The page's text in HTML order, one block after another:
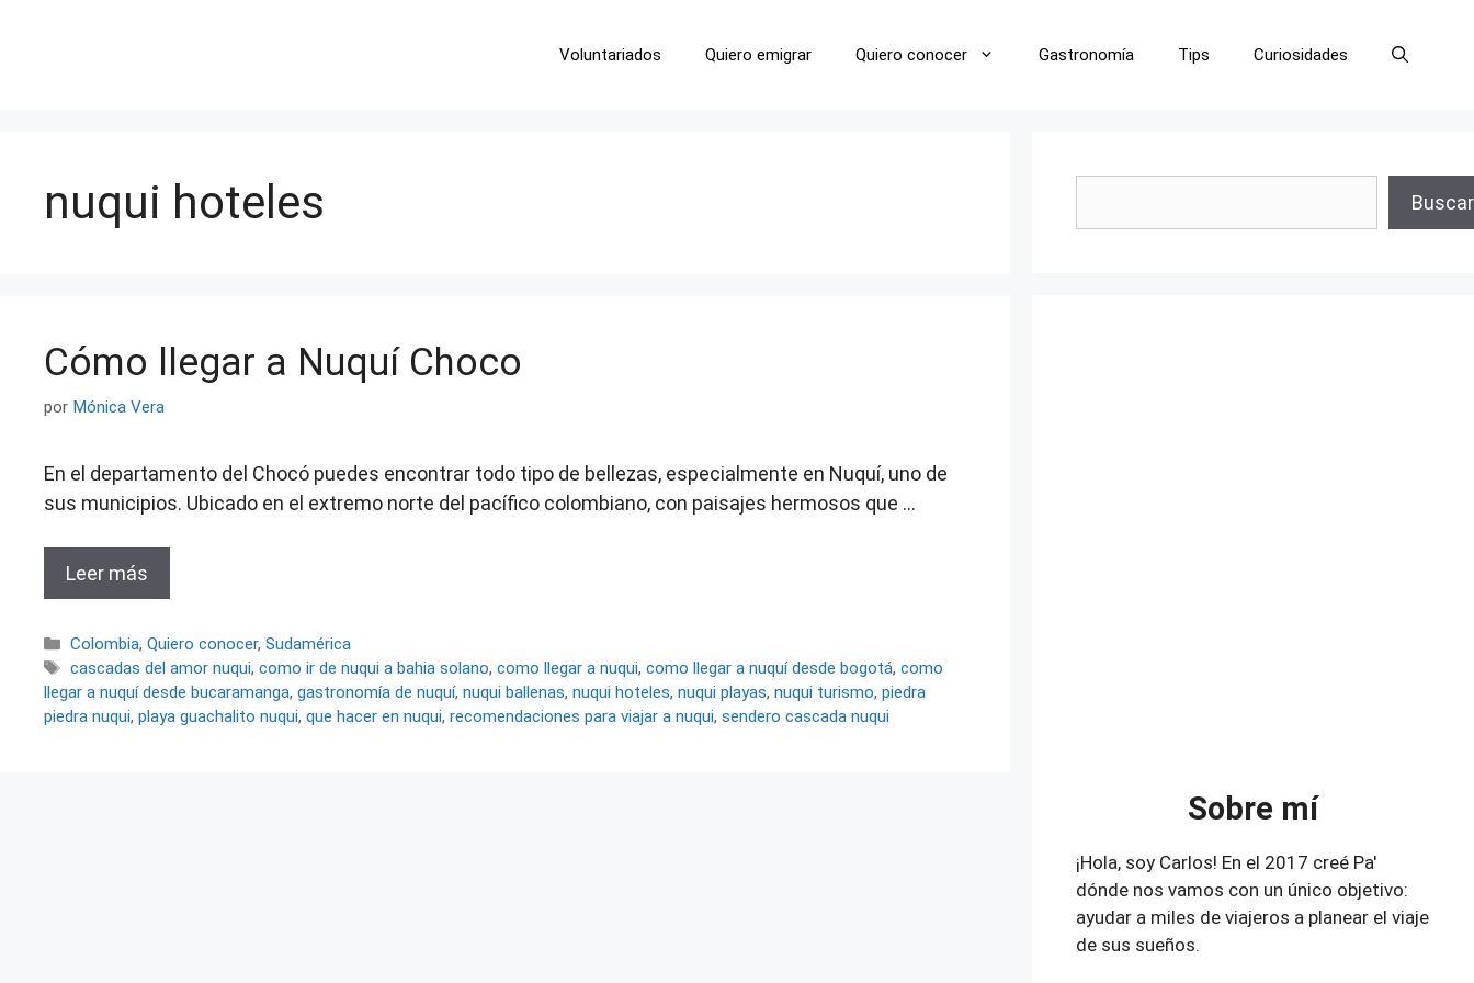
Voluntariados Quiero emigrar Quiero conocer Gastronomía Tips Curiosidades
nuqui hoteles
Cómo llegar a Nuquí Choco
por Mónica Vera
En el departamento del Chocó puedes encontrar todo tipo de bellezas, especialmente en Nuquí, uno de
sus municipios. Ubicado en el extremo norte del pacífico colombiano, con paisajes hermosos que …
Leer más
Categorías
Colombia,Quiero conocer,Sudamérica
Etiquetas
cascadas del amor nuqui,como ir de nuqui a bahia solano,como llegar a nuqui,como llegar a nuquí desde bogotá,como
llegar a nuquí desde bucaramanga, gastronomía de nuquí, nuqui ballenas, nuqui hoteles, nuqui playas, nuqui turismo, piedra
piedra nuqui, playa guachalito nuqui, que hacer en nuqui, recomendaciones para viajar a nuqui, sendero cascada nuqui
Buscar
Sobre mí
¡Hola, soy Carlos! En el 2017 creé Pa'
dónde nos vamos con un único objetivo:
ayudar a miles de viajeros a planear el viaje
de sus sueños.